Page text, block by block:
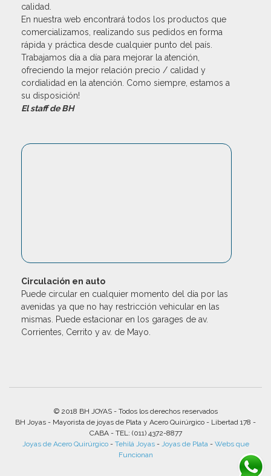
calidad.
En nuestra web encontrará todos los productos que
comercializamos, realizando sus pedidos en forma
rápida y práctica desde cualquier punto del país.
Trabajamos día a día para mejorar la atención,
ofreciendo la mejor relación precio / calidad y
cordialidad en la atención. Como siempre, estamos a
su disposición!
El staff de BH
Circulación en auto
Puede circular en cualquier momento del día por las
avenidas ya que no hay restricción vehicular en las
mismas. Puede estacionar en los garages de av.
Corrientes, Cerrito y av. de Mayo.
© 2018 BH JOYAS - Todos los derechos reservados
BH Joyas - Mayorista de joyas de Plata y Acero Quirúrgico - Libertad 178 -
CABA - TEL: (011) 4372-8877
Joyas de Acero Quirúrgico- Tehilá Joyas- Joyas de Plata- Webs que
Funcionan